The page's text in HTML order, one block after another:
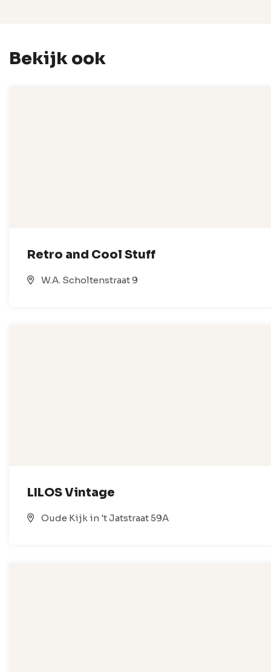
Bekijk ook
Retro and Cool Stuff
W.A. Scholtenstraat 9
LILOS Vintage
Oude Kijk in 't Jatstraat 59A